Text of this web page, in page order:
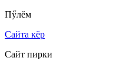
Пӳлĕм
Сайта кĕр
Сайт пирки